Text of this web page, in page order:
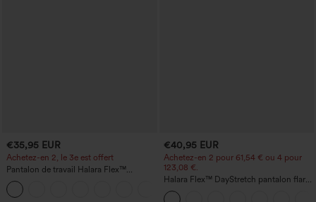
€35,95 EUR
Achetez-en 2, le 3e est offert
Pantalon de travail Halara Flex™
DayStretch à taille haute, avec poches et
coupe droite
€40,95 EUR
Achetez-en 2 pour 61,54 € ou 4 pour
123,08 €.
Halara Flex™ DayStretch pantalon flare
de travail, taille mi-haute, poche latérale
zippée